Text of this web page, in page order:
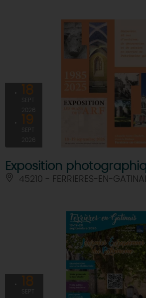
18
SEPT
2026
19
SEPT
2026
Exposition
45210 - FERRIERES-EN-
18
SEPT